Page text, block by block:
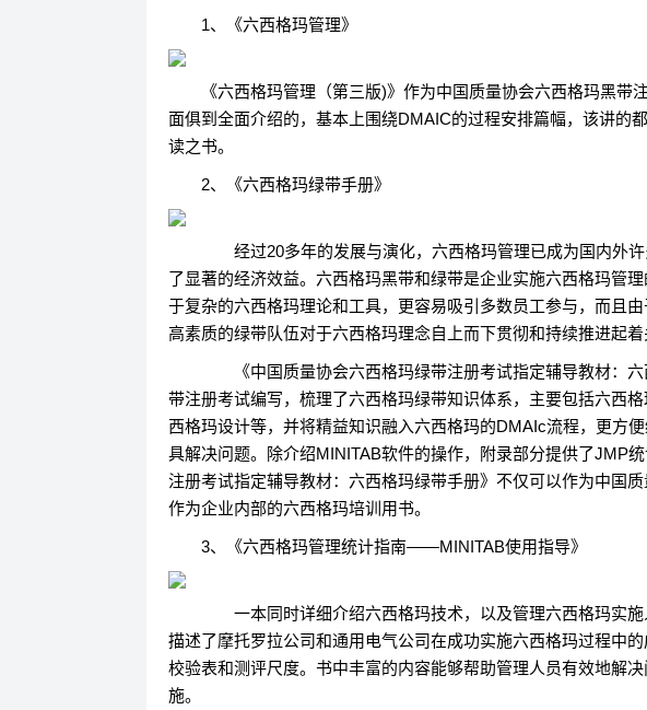
1、《六西格玛管理》
《六西格玛管理（第三版)》作为中国质量协会六西格玛黑
面俱到全面介绍的，基本上围绕DMAIC的过程安排篇幅，该讲的
读之书。
2、《六西格玛绿带手册》
经过20多年的发展与演化，六西格玛管理已成为国内外许
了显著的经济效益。六西格玛黑带和绿带是企业实施六西格玛管
于复杂的六西格玛理论和工具，更容易吸引多数员工参与，而且
高素质的绿带队伍对于六西格玛理念自上而下贯彻和持续推进起着
《中国质量协会六西格玛绿带注册考试指定辅导教材：六
带注册考试编写，梳理了六西格玛绿带知识体系，主要包括六西
西格玛设计等，并将精益知识融入六西格玛的DMAIc流程，更方
具解决问题。除介绍MINITAB软件的操作，附录部分提供了JMP
注册考试指定辅导教材：六西格玛绿带手册》不仅可以作为中国
作为企业内部的六西格玛培训用书。
3、《六西格玛管理统计指南——MINITAB使用指导》
一本同时详细介绍六西格玛技术，以及管理六西格玛实施
描述了摩托罗拉公司和通用电气公司在成功实施六西格玛过程中
校验表和测评尺度。书中丰富的内容能够帮助管理人员有效地解
施。